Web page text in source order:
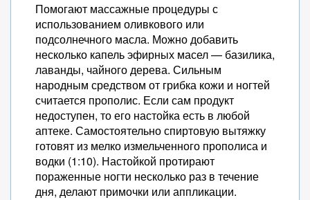
Помогают массажные процедуры с
использованием оливкового или
подсолнечного масла. Можно добавить
несколько капель эфирных масел — базилика,
лаванды, чайного дерева. Сильным
народным средством от грибка кожи и ногтей
считается прополис. Если сам продукт
недоступен, то его настойка есть в любой
аптеке. Самостоятельно спиртовую вытяжку
готовят из мелко измельченного прополиса и
водки (1:10). Настойкой протирают
пораженные ногти несколько раз в течение
дня, делают примочки или аппликации.